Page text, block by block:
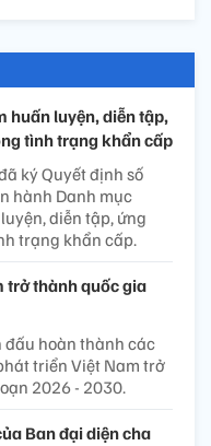
huấn luyện, diễn tập,
tình trạng khẩn cấp
ký Quyết định số
hành Danh mục
diễn tập, ứng
trạng khẩn cấp.
trở thành quốc gia
đấu hoàn thành các
triển Việt Nam trở
2026 - 2030.
Ban đại diện cha